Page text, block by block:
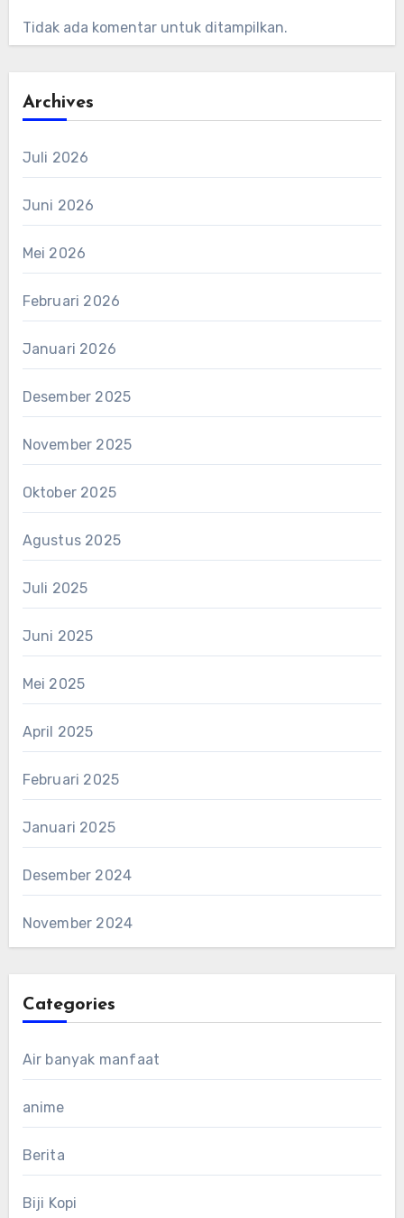
Tidak ada komentar untuk ditampilkan.
Archives
Juli 2026
Juni 2026
Mei 2026
Februari 2026
Januari 2026
Desember 2025
November 2025
Oktober 2025
Agustus 2025
Juli 2025
Juni 2025
Mei 2025
April 2025
Februari 2025
Januari 2025
Desember 2024
November 2024
Categories
Air banyak manfaat
anime
Berita
Biji Kopi